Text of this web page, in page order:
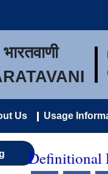
भारतवाणी
Us Usage
Definitional